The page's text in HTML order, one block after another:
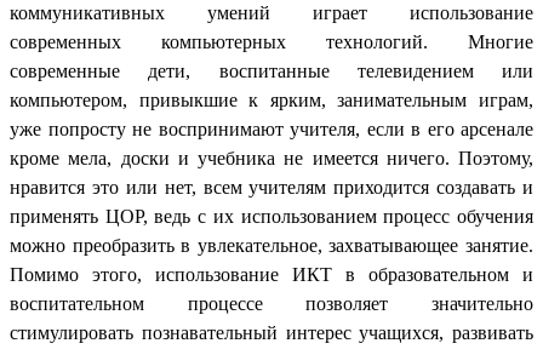
коммуникативных умений играет использование
современных компьютерных технологий. Многие
современные дети, воспитанные телевидением или
компьютером, привыкшие к ярким, занимательным играм,
уже попросту не воспринимают учителя, если в его арсенале
кроме мела, доски и учебника не имеется ничего. Поэтому,
нравится это или нет, всем учителям приходится создавать и
применять ЦОР, ведь с их использованием процесс обучения
можно преобразить в увлекательное, захватывающее занятие.
Помимо этого, использование ИКТ в образовательном и
воспитательном процессе позволяет значительно
стимулировать познавательный интерес учащихся, развивать